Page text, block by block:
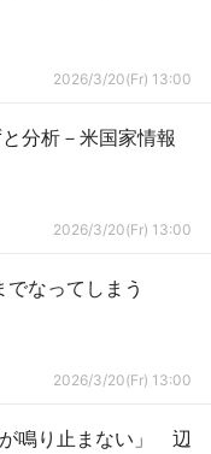
2026/3/20(Fr) 13:00
分析－米国家情報
2026/3/20(Fr) 13:00
でなってしまう
2026/3/20(Fr) 13:00
鳴り止まない」 辺